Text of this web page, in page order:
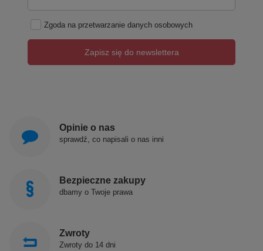
Zgoda na przetwarzanie danych osobowych
Zapisz się do newslettera
Opinie o nas
sprawdź, co napisali o nas inni
Bezpieczne zakupy
dbamy o Twoje prawa
Zwroty
Zwroty do 14 dni